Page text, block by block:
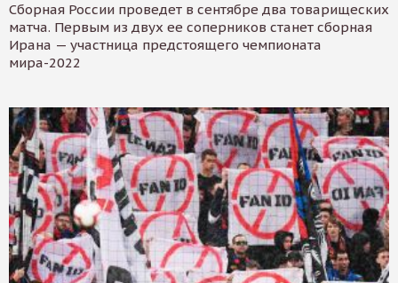
Сборная России проведет в сентябре два товарищеских
матча. Первым из двух ее соперников станет сборная
Ирана — участница предстоящего чемпионата
мира-2022